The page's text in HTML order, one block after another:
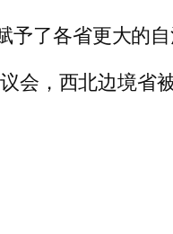
了各省更大的自
会，西北边境省